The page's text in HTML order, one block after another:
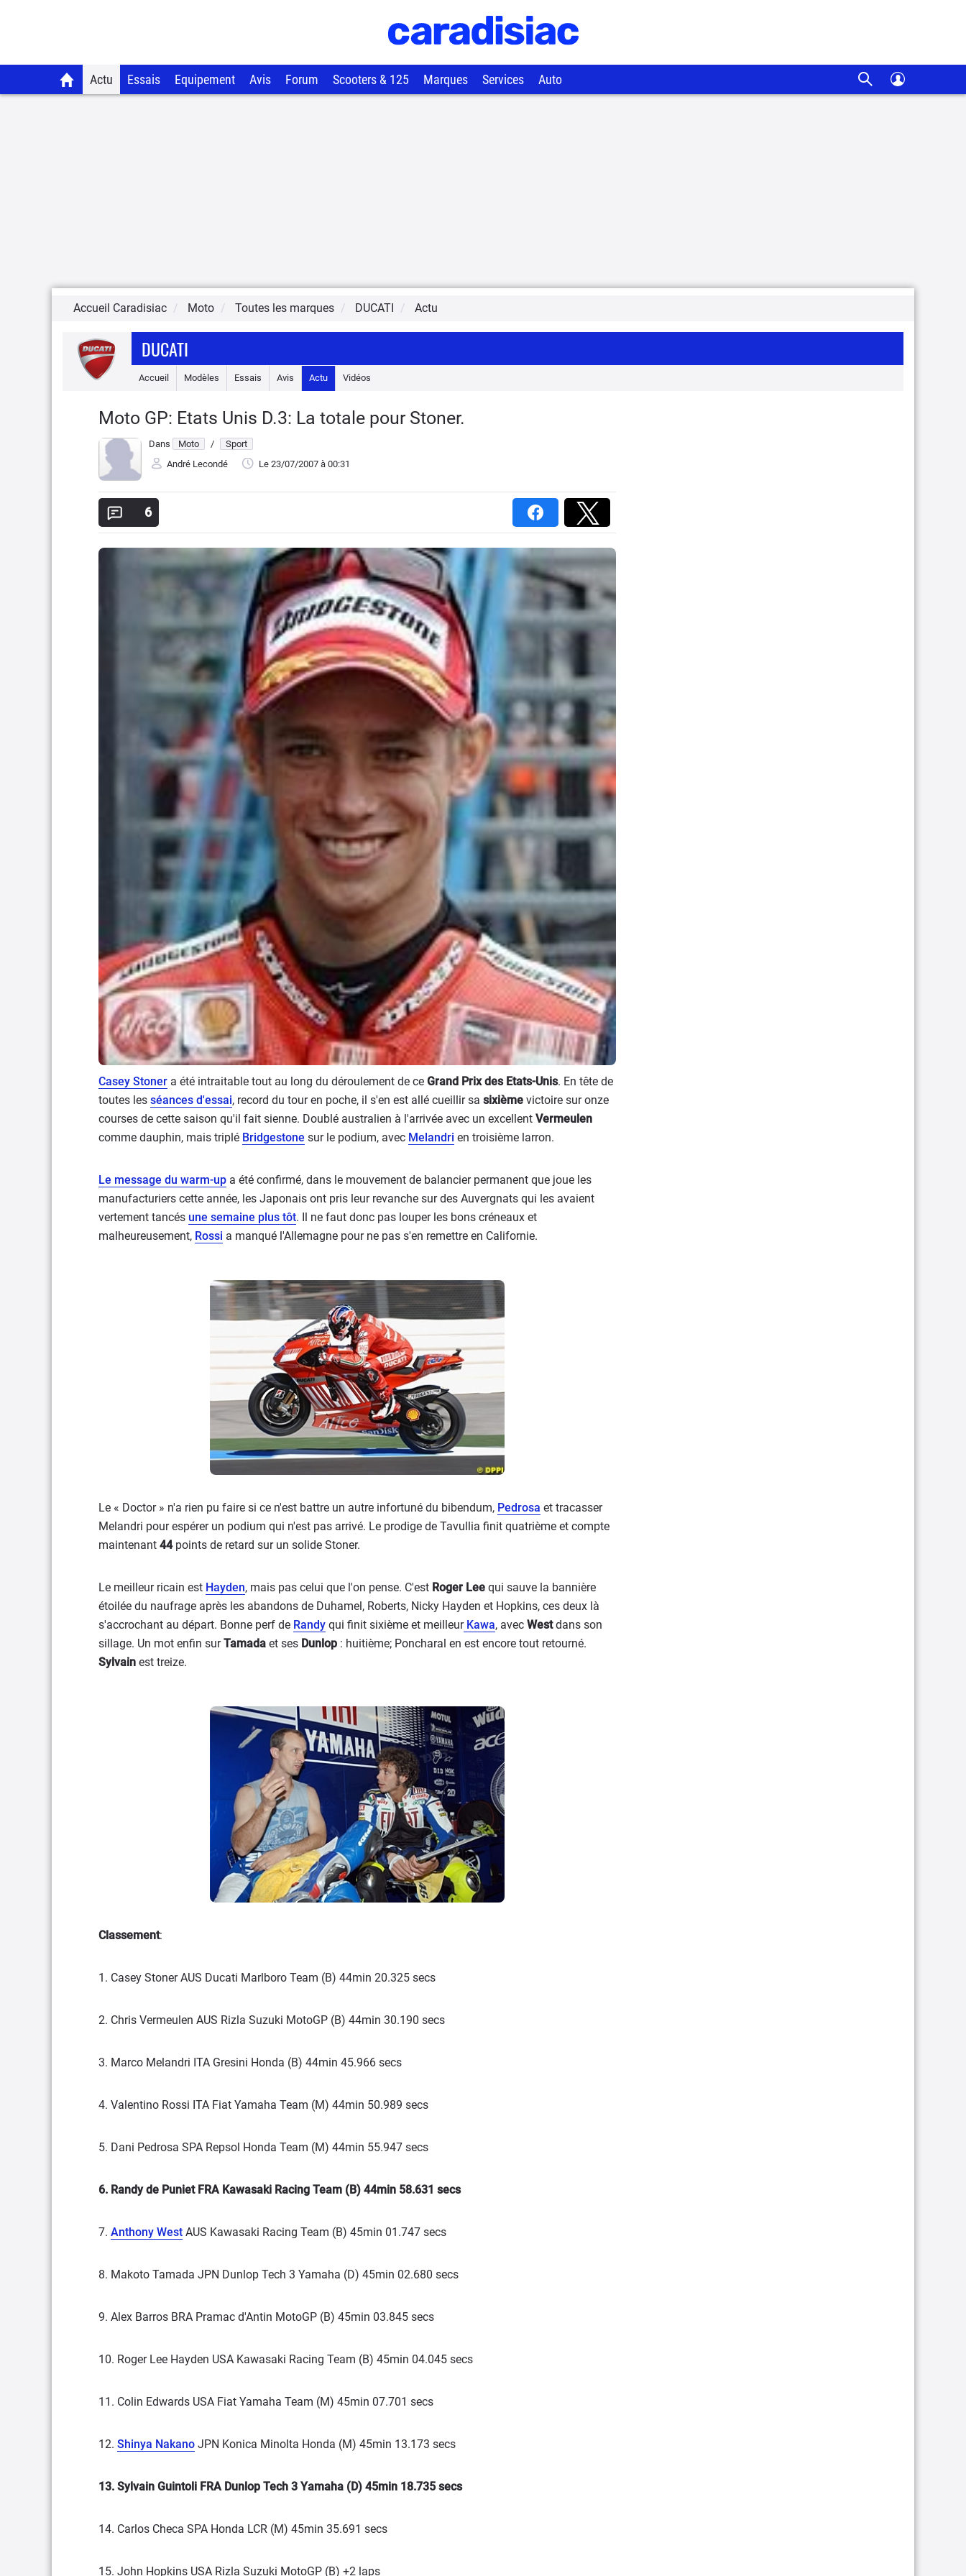
Actu Essais Equipement Avis Forum Scooters & 125 Marques Services Auto
Accueil Caradisiac Moto Toutes les marques DUCATI Actu
DUCATI
Accueil Modèles Essais Avis Actu Vidéos
Moto GP: Etats Unis D.3: La totale pour Stoner.
Dans Moto /
Sport
André Lecondé
Le 23/07/2007 à 00:31
6
Casey Stoner a été intraitable tout au long du déroulement de ce Grand Prix des Etats-Unis. En tête de
toutes les séances d'essai, record du tour en poche, il s'en est allé cueillir sa sixième victoire sur onze
courses de cette saison qu'il fait sienne. Doublé australien à l'arrivée avec un excellent Vermeulen
comme dauphin, mais triplé Bridgestone sur le podium, avec Melandri en troisième larron.
Le message du warm-up a été confirmé, dans le mouvement de balancier permanent que joue les
manufacturiers cette année, les Japonais ont pris leur revanche sur des Auvergnats qui les avaient
vertement tancés une semaine plus tôt. Il ne faut donc pas louper les bons créneaux et
malheureusement, Rossi a manqué l'Allemagne pour ne pas s'en remettre en Californie.
Le « Doctor » n'a rien pu faire si ce n'est battre un autre infortuné du bibendum, Pedrosa et tracasser
Melandri pour espérer un podium qui n'est pas arrivé. Le prodige de Tavullia finit quatrième et compte
maintenant 44points de retard sur un solide Stoner.
Le meilleur ricain est Hayden, mais pas celui que l'on pense. C'est Roger Lee qui sauve la bannière
étoilée du naufrage après les abandons de Duhamel, Roberts, Nicky Hayden et Hopkins, ces deux là
s'accrochant au départ. Bonne perf de Randy qui finit sixième et meilleurKawa, avec Westdans son
sillage. Un mot enfin surTamada et ses Dunlop : huitième; Poncharal en est encore tout retourné.
Sylvain est treize.
Classement:
1. Casey Stoner AUS Ducati Marlboro Team (B) 44min 20.325 secs
2. Chris Vermeulen AUS Rizla Suzuki MotoGP (B) 44min 30.190 secs
3. Marco Melandri ITA Gresini Honda (B) 44min 45.966 secs
4. Valentino Rossi ITA Fiat Yamaha Team (M) 44min 50.989 secs
5. Dani Pedrosa SPA Repsol Honda Team (M) 44min 55.947 secs
6. Randy de Puniet FRA Kawasaki Racing Team (B) 44min 58.631 secs
7. Anthony West AUS Kawasaki Racing Team (B) 45min 01.747 secs
8. Makoto Tamada JPN Dunlop Tech 3 Yamaha (D) 45min 02.680 secs
9. Alex Barros BRA Pramac d'Antin MotoGP (B) 45min 03.845 secs
10. Roger Lee Hayden USA Kawasaki Racing Team (B) 45min 04.045 secs
11. Colin Edwards USA Fiat Yamaha Team (M) 45min 07.701 secs
12. Shinya Nakano JPN Konica Minolta Honda (M) 45min 13.173 secs
13. Sylvain Guintoli FRA Dunlop Tech 3 Yamaha (D) 45min 18.735 secs
14. Carlos Checa SPA Honda LCR (M) 45min 35.691 secs
15. John Hopkins USA Rizla Suzuki MotoGP (B) +2 laps